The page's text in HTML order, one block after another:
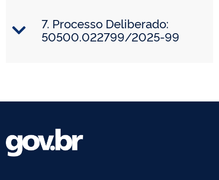
7. Processo Deliberado:
50500.022799/2025-99